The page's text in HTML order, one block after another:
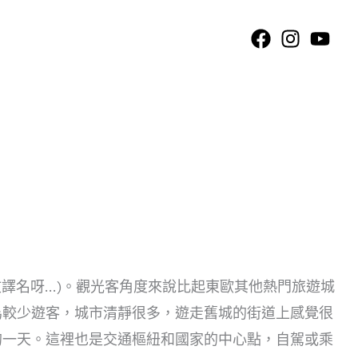
名呀…)。觀光客角度來說比起東歐其他熱門旅遊城
少遊客，城市清靜很多，遊走舊城的街道上感覺很
天。這裡也是交通樞紐和國家的中心點，自駕或乘